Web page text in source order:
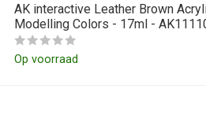
AK interactive Leather Brown
Modelling Colors - 17ml -
Op voorraad